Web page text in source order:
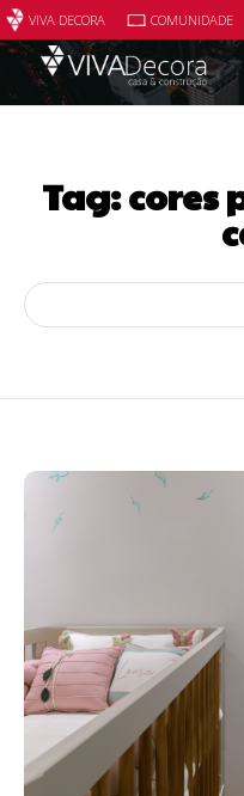
VIVA DECORA COMUNIDADE
Tag:cores